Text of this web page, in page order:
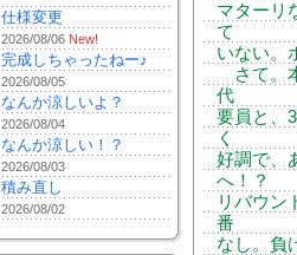
仕様変更
2026/08/06 New!
完成しちゃったねー♪
2026/08/05
なんか涼しいよ？
2026/08/04
なんか涼しい！？
2026/08/03
積み直し
2026/08/02
マターリ
て
いない。
さて。
代
要員と、
く
好調で、
へ！？
リバウン
番
なし。負